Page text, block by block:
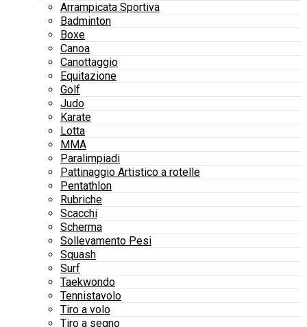
Arrampicata Sportiva
Badminton
Boxe
Canoa
Canottaggio
Equitazione
Golf
Judo
Karate
Lotta
MMA
Paralimpiadi
Pattinaggio Artistico a rotelle
Pentathlon
Rubriche
Scacchi
Scherma
Sollevamento Pesi
Squash
Surf
Taekwondo
Tennistavolo
Tiro a volo
Tiro a segno